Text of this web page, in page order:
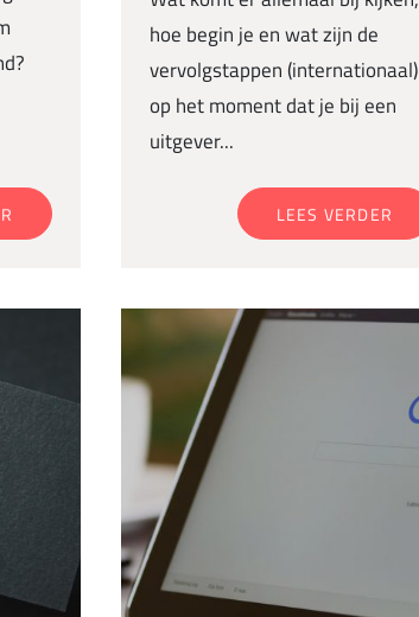
hoe begin je en wat zijn de
vervolgstappen (internationaal)
op het moment dat je bij een
uitgever...
LEES VERDER